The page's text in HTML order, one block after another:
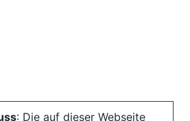
: Die auf dieser Webseite